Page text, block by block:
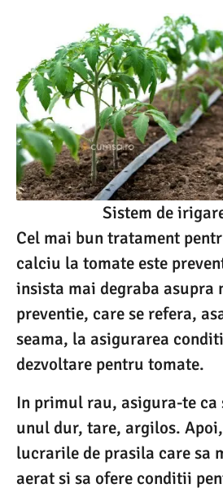
Sistem de
Cel mai bun tratament
calciu la tomate este
insista mai degraba asupra
preventie, care se refera,
seama, la asigurarea
dezvoltare pentru tomate.
In primul rau, asigura-te ca
unul dur, tare, argilos.
lucrarile de prasila care sa
aerat si sa ofere conditii